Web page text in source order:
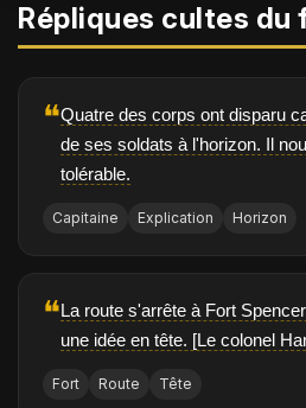
Répliques cultes du
❝Quatre des corps ont disparu
de ses soldats à l'horizon. Il
tolérable.
Capitaine Explication Horizon
❝La route s'arrête à Fort
une idée en tête. [Le colonel
Fort Route Tête